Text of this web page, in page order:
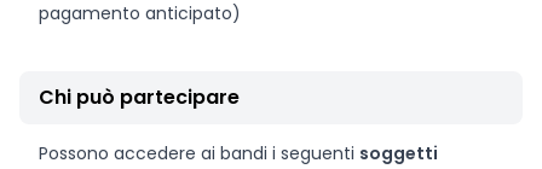
pagamento anticipato)
Chi può partecipare
Possono accedere ai bandi i seguenti soggetti